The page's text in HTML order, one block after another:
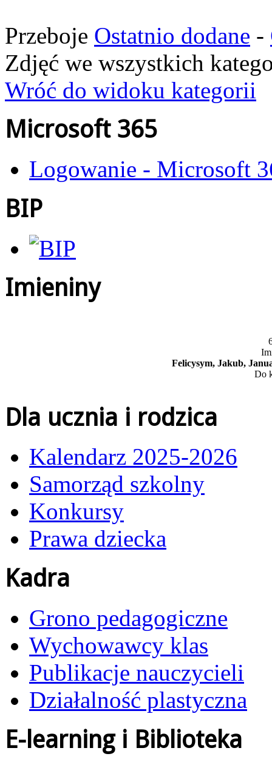
Przeboje Ostatnio dodane -
Zdjęć we wszystkich
Wróć do widoku kategorii
Microsoft 365
Logowanie - Microsoft
BIP
Imieniny
Felicysym, Jakub,
Do
Dla ucznia i rodzica
Kalendarz 2025-2026
Samorząd szkolny
Konkursy
Prawa dziecka
Kadra
Grono pedagogiczne
Wychowawcy klas
Publikacje nauczycieli
Działalność plastyczna
E-learning i Biblioteka